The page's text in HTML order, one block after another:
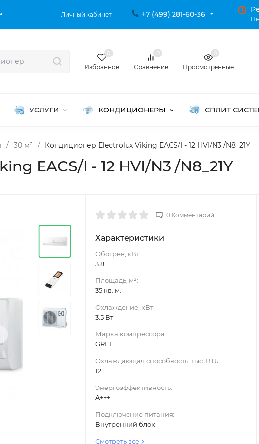
Личный кабинет +7 (499) 281-60-36
Избранное Сравнение Просмотренные
УСЛУГИ КОНДИЦИОНЕРЫ СПЛИТ
/ 30 м² / Кондиционер Electrolux Viking EACS/I - 12 HVI/N3 /N8_21Y
EACS/I - 12 HVI/N3 /N8_21Y
0 Комментарий
Характеристики
Обогрев, кВт:
3.8
Площадь, м²:
35 кв. м.
Охлаждение, кВт:
3.5 Вт
Марка компрессора:
GREE
Охлаждающая способность, тыс. BTU:
12
Энергоэффективность:
A+++
Подключение питания:
Внутренний блок
Смотреть все